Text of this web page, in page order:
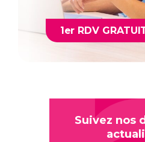
1er RDV
Suivez nos